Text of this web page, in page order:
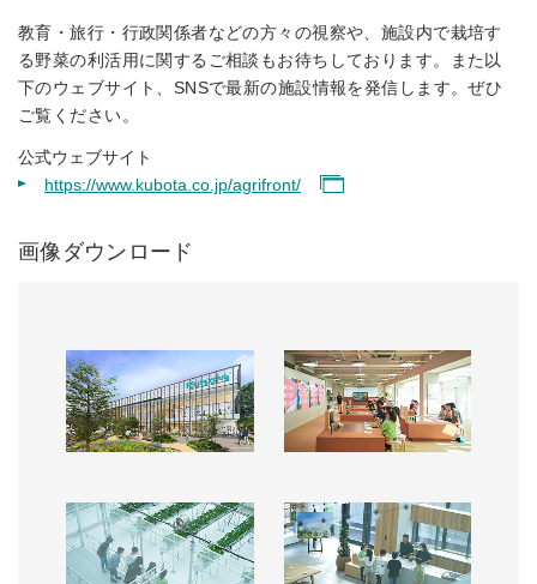
教育・旅行・行政関係者などの方々の視察や、施設内で栽培す
る野菜の利活用に関するご相談もお待ちしております。また以
下のウェブサイト、SNSで最新の施設情報を発信します。ぜひ
ご覧ください。
公式ウェブサイト
https://www.kubota.co.jp/agrifront/
画像ダウンロード